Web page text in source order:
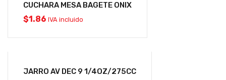
CUCHARA MESA BAGETE ONIX
$1.86 IVA incluido
JARRO AV DEC 9 1/4OZ/275CC